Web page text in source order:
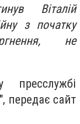
Віталій
з початку
не
передає сайт